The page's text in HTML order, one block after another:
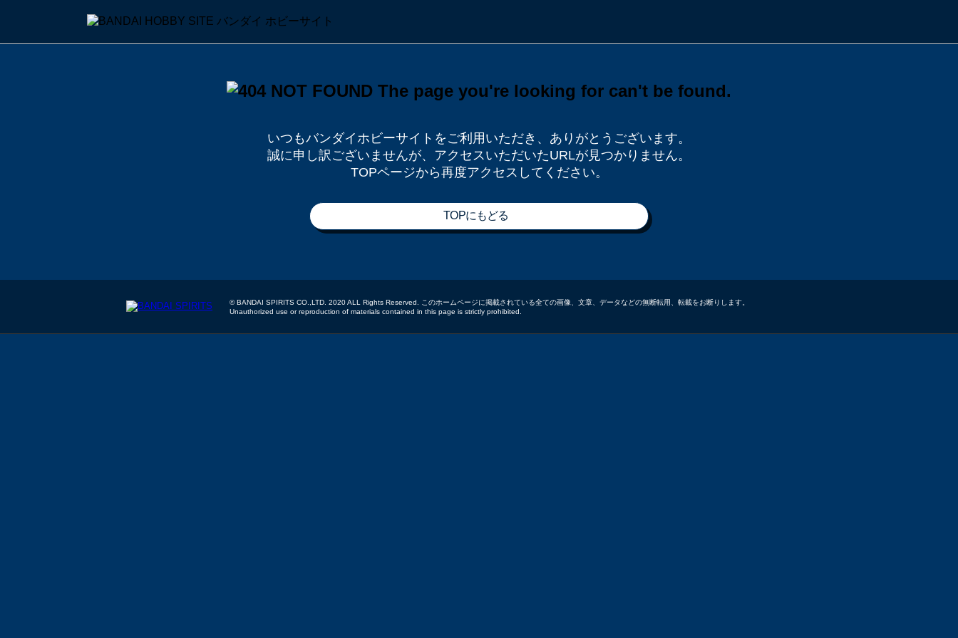
いつもバンダイホビーサイトをご利用いただき、 ありがとうございます。
誠に申し訳ございませんが、 アクセスいただいたURLが見つかりません。
TOPページから再度アクセスしてください。
TOPにもどる
© BANDAI SPIRITS CO.,LTD. 2020 ALL Rights Reserved. このホームページに掲載されている全ての画像、文章、データなどの無断転用、転載をお断りします。
Unauthorized use or reproduction of materials contained in this page is strictly prohibited.